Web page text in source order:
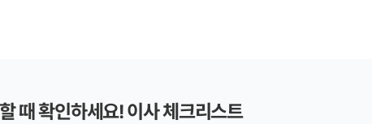
때 확인하세요! 이사 체크리스트